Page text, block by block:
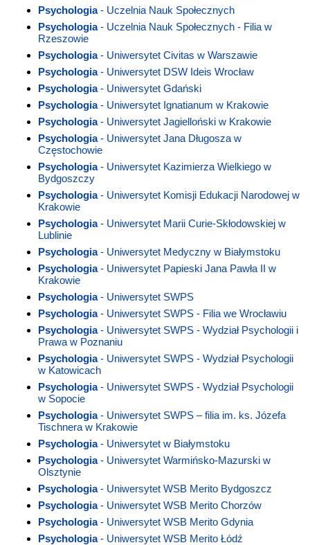
Psychologia- Uczelnia Nauk Społecznych
Psychologia- Uczelnia Nauk Społecznych - Filia w
Rzeszowie
Psychologia- Uniwersytet Civitas w Warszawie
Psychologia- Uniwersytet DSW Ideis Wrocław
Psychologia- Uniwersytet Gdański
Psychologia- Uniwersytet Ignatianum w Krakowie
Psychologia- Uniwersytet Jagielloński w Krakowie
Psychologia- Uniwersytet Jana Długosza w
Częstochowie
Psychologia- Uniwersytet Kazimierza Wielkiego w
Bydgoszczy
Psychologia- Uniwersytet Komisji Edukacji Narodowej w
Krakowie
Psychologia- Uniwersytet Marii Curie-Skłodowskiej w
Lublinie
Psychologia- Uniwersytet Medyczny w Białymstoku
Psychologia- Uniwersytet Papieski Jana Pawła II w
Krakowie
Psychologia- Uniwersytet SWPS
Psychologia- Uniwersytet SWPS - Filia we Wrocławiu
Psychologia- Uniwersytet SWPS - Wydział Psychologii i
Prawa w Poznaniu
Psychologia- Uniwersytet SWPS - Wydział Psychologii
w Katowicach
Psychologia- Uniwersytet SWPS - Wydział Psychologii
w Sopocie
Psychologia- Uniwersytet SWPS – filia im. ks. Józefa
Tischnera w Krakowie
Psychologia- Uniwersytet w Białymstoku
Psychologia- Uniwersytet Warmińsko-Mazurski w
Olsztynie
Psychologia- Uniwersytet WSB Merito Bydgoszcz
Psychologia- Uniwersytet WSB Merito Chorzów
Psychologia- Uniwersytet WSB Merito Gdynia
Psychologia- Uniwersytet WSB Merito Łódź